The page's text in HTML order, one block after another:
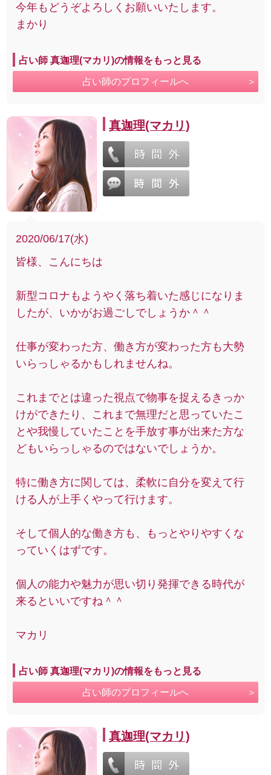
今年もどうぞよろしくお願いいたします。
まかり
占い師 真迦理(マカリ)の情報をもっと見る
占い師のプロフィールへ
真迦理(マカリ)
2020/06/17(水)
皆様、こんにちは
新型コロナもようやく落ち着いた感じになりま
したが、いかがお過ごしでしょうか＾＾
仕事が変わった方、働き方が変わった方も大勢
いらっしゃるかもしれませんね。
これまでとは違った視点で物事を捉えるきっか
けができたり、これまで無理だと思っていたこ
とや我慢していたことを手放す事が出来た方な
どもいらっしゃるのではないでしょうか。
特に働き方に関しては、柔軟に自分を変えて行
ける人が上手くやって行けます。
そして個人的な働き方も、もっとやりやすくな
っていくはずです。
個人の能力や魅力が思い切り発揮できる時代が
来るといいですね＾＾
マカリ
占い師 真迦理(マカリ)の情報をもっと見る
占い師のプロフィールへ
真迦理(マカリ)